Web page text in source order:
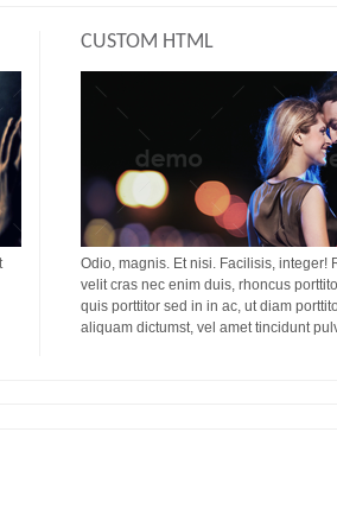
CUSTOM HTML
Odio, magnis. Et nisi. Facilisis, integer!
velit cras nec enim duis, rhoncus
quis porttitor sed in in ac, ut diam
aliquam dictumst, vel amet tincidunt